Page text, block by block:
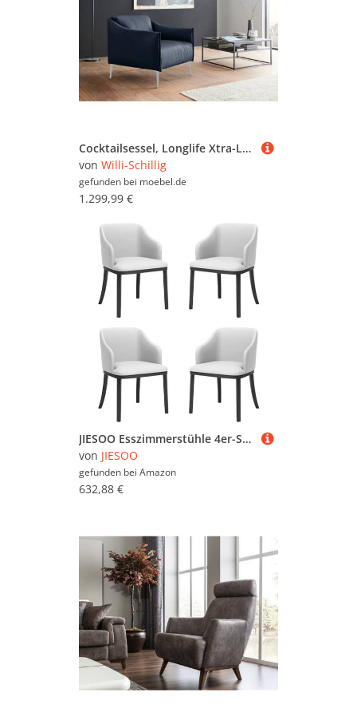
Cocktailsessel, Longlife Xtra-Leder Z59, Blau, 84×78×84 cm, Metallfüße, Modern, W.SCHILLIG
von Willi-Schillig
gefunden bei moebel.de
1.299,99 €
JIESOO Esszimmerstühle 4er-Set Moderner Wohnzimmersessel PU-Leder mit Weichem Sitz Und Hoher Rückenlehne Loungesessel Mit Schwarzen Metallbeinen for Büro Lounge Esszimmer Küche Schlafzimmer(White)
von JIESOO
gefunden bei Amazon
632,88 €